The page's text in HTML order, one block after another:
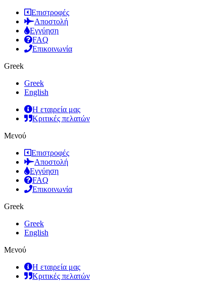
Επιστροφές
Αποστολή
Εγγύηση
FAQ
Επικοινωνία
Greek
Greek
English
Η εταιρεία μας
Κριτικές πελατών
Μενού
Επιστροφές
Αποστολή
Εγγύηση
FAQ
Επικοινωνία
Greek
Greek
English
Μενού
Η εταιρεία μας
Κριτικές πελατών